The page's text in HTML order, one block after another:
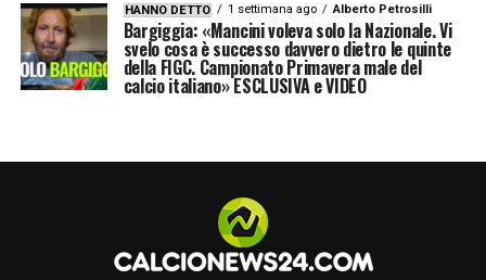
HANNO DETTO 1 settimana ago Alberto Petrosilli
Bargiggia: «Mancini voleva solo la Nazionale. Vi
svelo cosa è successo davvero dietro le quinte
della FIGC. Campionato Primavera male del
calcio italiano» ESCLUSIVA e VIDEO